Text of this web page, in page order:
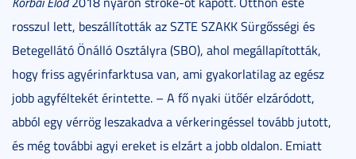
rosszul lett, beszállították az SZTE SZAKK Sürgősségi és
Betegellátó Önálló Osztályra (SBO), ahol megállapították,
hogy friss agyérinfarktusa van, ami gyakorlatilag az egész
jobb agyféltekét érintette. – A fő nyaki ütőér elzáródott,
abból egy vérrög leszakadva a vérkeringéssel tovább jutott,
és még további agyi ereket is elzárt a jobb oldalon. Emiatt